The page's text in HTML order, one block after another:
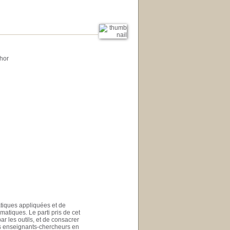
appliquées et de
Le parti pris de cet
les outils, et de consacrer
chercheurs en